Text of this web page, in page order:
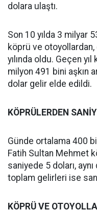
dolara ulaştı.
Son 10 yılda 3 milyar
köprü ve
yılında oldu. Geçen
milyon 491 bini aşkın
dolar gelir elde edildi.
KÖPRÜLERDEN
Günde ortalama 400
Fatih Sultan Mehmet
saniyede 5 doları,
toplam gelirleri ise
KÖPRÜ VE